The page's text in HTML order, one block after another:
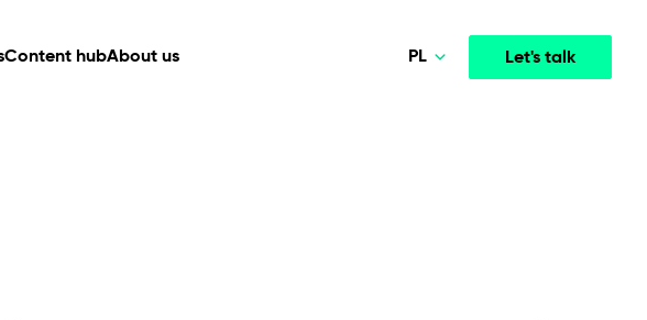
Content hubAbout us Let's talk
PL